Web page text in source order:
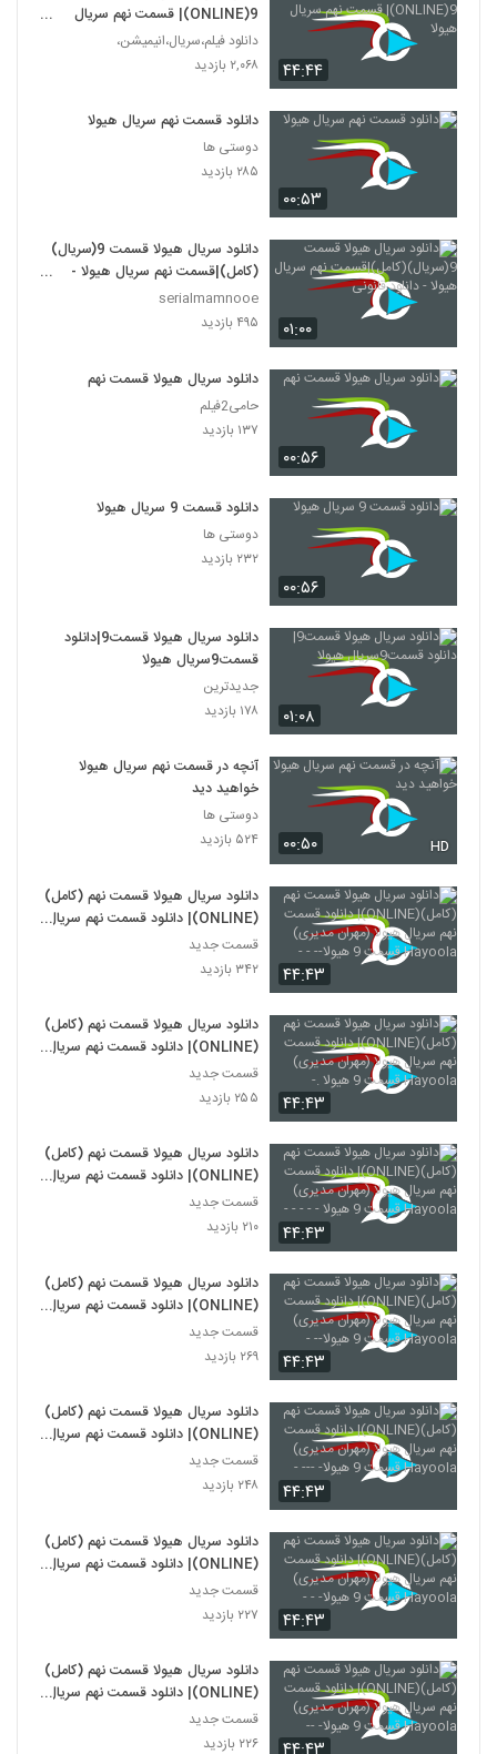
۴۴:۴۴
9(ONLINE)| قسمت نهم سریال
هیولا
دانلود فیلم،سریال،انیمیشن،
۲,۰۶۸ بازدید
۰۰:۵۳
دانلود قسمت نهم سریال هیولا
دوستی ها
۲۸۵ بازدید
۰۱:۰۰
دانلود سریال هیولا قسمت 9(سریال)
(کامل)|قسمت نهم سریال هیولا -
دانلود قانونی
serialmamnooe
۴۹۵ بازدید
۰۰:۵۶
دانلود سریال هیولا قسمت نهم
حامی2فیلم
۱۳۷ بازدید
۰۰:۵۶
دانلود قسمت 9 سریال هیولا
دوستی ها
۲۳۲ بازدید
۰۱:۰۸
دانلود سریال هیولا قسمت9|دانلود
قسمت9سریال هیولا
جدیدترین
۱۷۸ بازدید
۰۰:۵۰ HD
آنچه در قسمت نهم سریال هیولا
خواهید دید
دوستی ها
۵۲۴ بازدید
۴۴:۴۳
دانلود سریال هیولا قسمت نهم (کامل)
(ONLINE)| دانلود قسمت نهم سریال
قسمت 9 هیولا-- - -
قسمت جدید
۳۴۲ بازدید
۴۴:۴۳
دانلود سریال هیولا قسمت نهم (کامل)
(ONLINE)| دانلود قسمت نهم سریال
قسمت 9 هیولا .-
قسمت جدید
۲۵۵ بازدید
۴۴:۴۳
دانلود سریال هیولا قسمت نهم (کامل)
(ONLINE)| دانلود قسمت نهم سریال
قسمت 9 هیولا - - - - -
قسمت جدید
۲۱۰ بازدید
۴۴:۴۳
دانلود سریال هیولا قسمت نهم (کامل)
(ONLINE)| دانلود قسمت نهم سریال
قسمت 9 هیولا-- -
قسمت جدید
۲۶۹ بازدید
۴۴:۴۳
دانلود سریال هیولا قسمت نهم (کامل)
(ONLINE)| دانلود قسمت نهم سریال
قسمت 9 هیولا- --- -
قسمت جدید
۲۴۸ بازدید
۴۴:۴۳
دانلود سریال هیولا قسمت نهم (کامل)
(ONLINE)| دانلود قسمت نهم سریال
قسمت 9 هیولا- - -
قسمت جدید
۲۲۷ بازدید
دانلود سریال هیولا قسمت نهم (کامل)
(ONLINE)| دانلود قسمت نهم سریال
قسمت 9 هیولا- --
قسمت جدید
۲۲۶ بازدید